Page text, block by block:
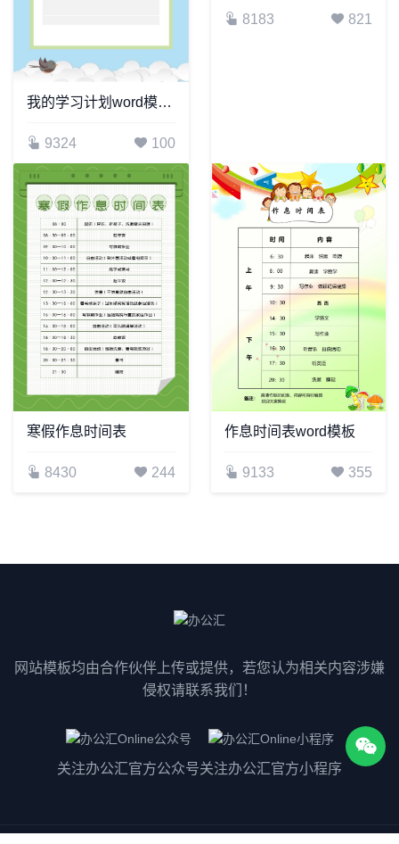
我的学习计划word模板计划表word模板
9324 100
8183 821
寒假作息时间表
8430 244
作息时间表word模板
9133 355
网站模板均由合作伙伴上传或提供，若您认为相关内容涉嫌
侵权请联系我们！
关注办公汇官方公众号关注办公汇官方小程序